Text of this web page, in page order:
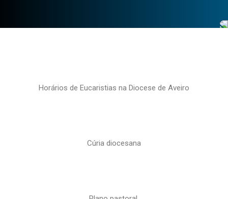
Horários de Eucaristias na Diocese de Aveiro
Cúria diocesana